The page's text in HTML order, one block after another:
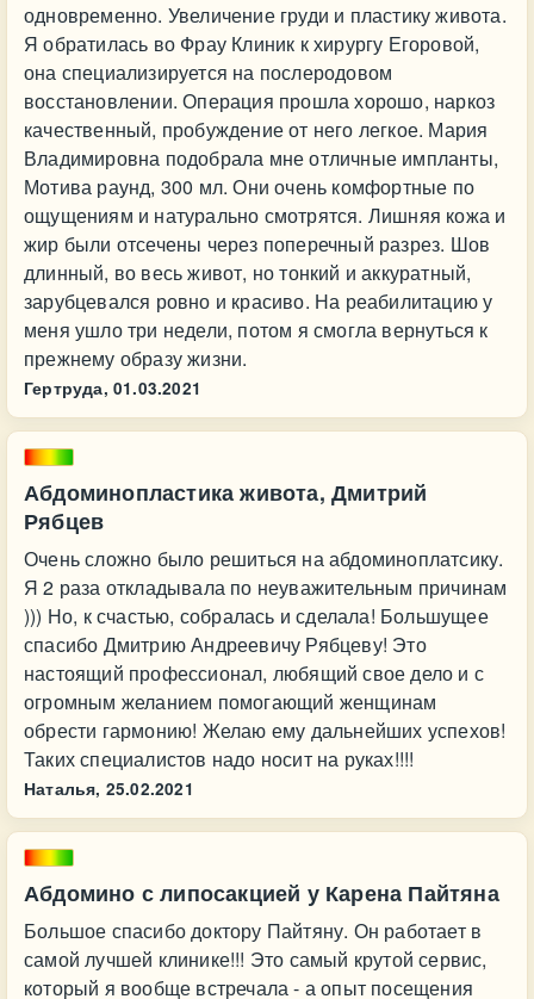
одновременно. Увеличение груди и пластику живота.
Я обратилась во Фрау Клиник к хирургу Егоровой,
она специализируется на послеродовом
восстановлении. Операция прошла хорошо, наркоз
качественный, пробуждение от него легкое. Мария
Владимировна подобрала мне отличные импланты,
Мотива раунд, 300 мл. Они очень комфортные по
ощущениям и натурально смотрятся. Лишняя кожа и
жир были отсечены через поперечный разрез. Шов
длинный, во весь живот, но тонкий и аккуратный,
зарубцевался ровно и красиво. На реабилитацию у
меня ушло три недели, потом я смогла вернуться к
прежнему образу жизни.
Гертруда, 01.03.2021
Абдоминопластика живота, Дмитрий
Рябцев
Очень сложно было решиться на абдоминоплатсику.
Я 2 раза откладывала по неуважительным причинам
))) Но, к счастью, собралась и сделала! Большущее
спасибо Дмитрию Андреевичу Рябцеву! Это
настоящий профессионал, любящий свое дело и с
огромным желанием помогающий женщинам
обрести гармонию! Желаю ему дальнейших успехов!
Таких специалистов надо носит на руках!!!!
Наталья, 25.02.2021
Абдомино с липосакцией у Карена Пайтяна
Большое спасибо доктору Пайтяну. Он работает в
самой лучшей клинике!!! Это самый крутой сервис,
который я вообще встречала - а опыт посещения